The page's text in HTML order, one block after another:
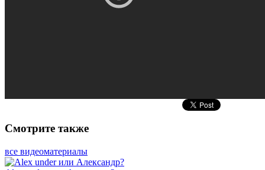
Смотрите также
все видеоматериалы